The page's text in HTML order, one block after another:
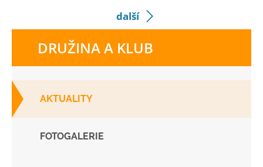
další
DRUŽINA A KLUB
AKTUALITY
FOTOGALERIE